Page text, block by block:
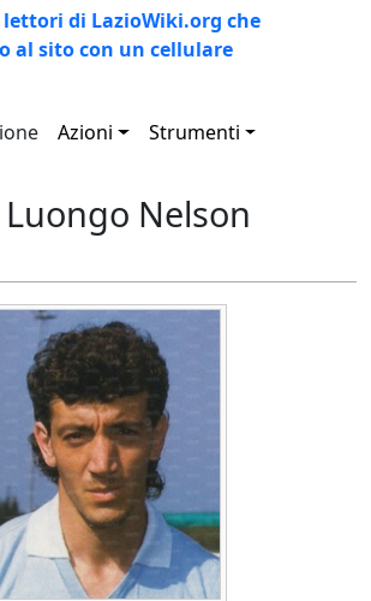
di LazioWiki.org che
al sito con un cellulare
Azioni Strumenti
Nelson